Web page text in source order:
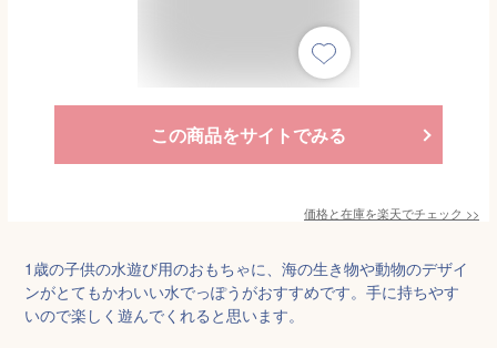
この商品をサイトでみる
価格と在庫を楽天でチェック >>
1歳の子供の水遊び用のおもちゃに、海の生き物や動物のデザイ
ンがとてもかわいい水でっぽうがおすすめです。手に持ちやす
いので楽しく遊んでくれると思います。